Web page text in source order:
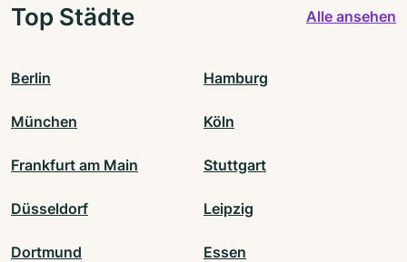
Top Städte Alle ansehen
Berlin Hamburg
München Köln
Frankfurt am Main Stuttgart
Düsseldorf Leipzig
Dortmund Essen